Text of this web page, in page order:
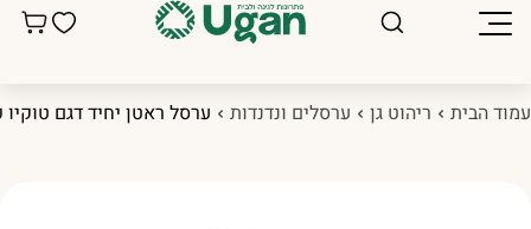
הבית ריהוט גן ערסלים ונדנדות ערסל ראטן יחיד דגם טוקיו